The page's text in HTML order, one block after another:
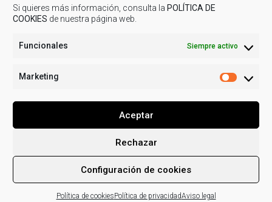
Si quieres más información, consulta la POLÍTICA DE
COOKIES de nuestra página web.
Funcionales Siempre activo
Marketing
Aceptar
Rechazar
Configuración de cookies
Política de cookiesPolítica de privacidadAviso legal
© 2019COMARCA CUENCAS MINERAS| Todos los derechos
Aviso legal Política de Privacidad
cookies
Actividades de tratamiento